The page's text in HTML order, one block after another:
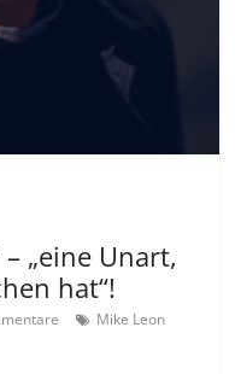
„eine Unart,
hat“!
Mike Leon